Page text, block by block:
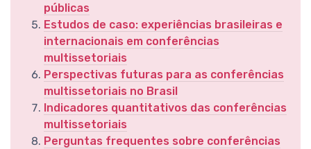
públicas
Estudos de caso: experiências brasileiras e
internacionais em conferências
multissetoriais
Perspectivas futuras para as conferências
multissetoriais no Brasil
Indicadores quantitativos das conferências
multissetoriais
Perguntas frequentes sobre conferências